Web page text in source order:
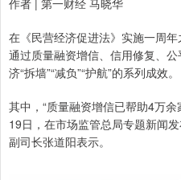
作者 | 第一财经 马晓华
在《民营经济促进法》实施一周
通过质量融资增信、信用修复、
济“拆墙”“减负”“护航”的系列成效。
其中，“质量融资增信已帮助4万
19日，在市场监管总局专题新闻
副司长张道阳表示。